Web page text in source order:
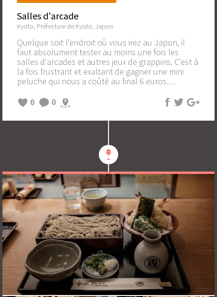
Salles d'arcade
Kyoto, Préfecture de Kyoto, Japon
Quelque soit l'endroit où vous irez au Japon, il
faut absolument tester au moins une fois les
salles d'arcades et autres jeux de grappins. C'est à
la fois frustrant et exaltant de gagner une mini
peluche qui nous a coûté au final 6 euros…
0
0